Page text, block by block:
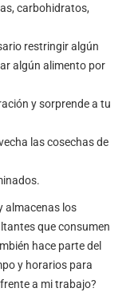
carbohidratos,
restringir algún
algún alimento por
y sorprende a tu
las cosechas de
almacenas los
que consumen
hace parte del
y horarios para
a mi trabajo?